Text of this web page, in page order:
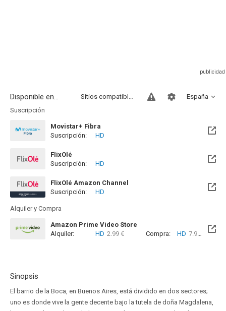
Disponible en... España
Sitios compatibles
Suscripción
Movistar+ Fibra
Disponible hasta el Vie, 01 Ene 2100 (Quedan 73 años)
Suscripción: HD
FlixOlé
Suscripción:
HD
FlixOlé Amazon Channel
Suscripción:
HD
Alquiler y Compra
Amazon Prime Video Store
Alquiler:
HD 2.99 € Compra: HD 7.99 €
Sinopsis
El barrio de la Boca, en Buenos Aires, está dividido en dos sectores;
uno es donde vive la gente decente bajo la tutela de doña Magdalena,